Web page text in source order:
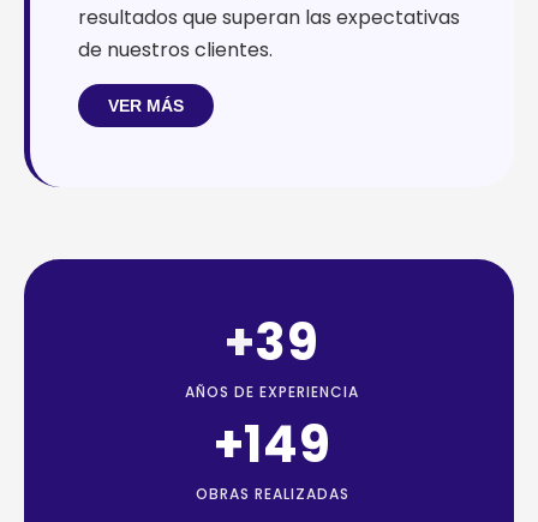
resultados que superan las expectativas
de nuestros clientes.
VER MÁS
+39
AÑOS DE EXPERIENCIA
+170
OBRAS REALIZADAS